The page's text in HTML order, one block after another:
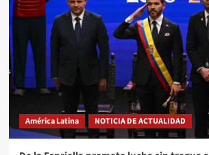
América Latina NOTICIA DE ACTUALIDAD